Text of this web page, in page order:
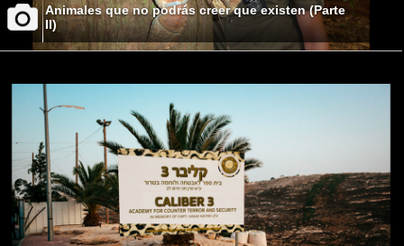
Animales que no podrás creer que existen (Parte
II)